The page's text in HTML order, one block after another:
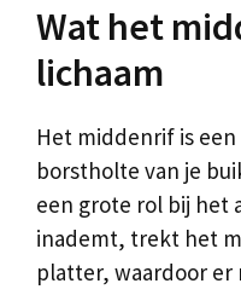
Wat het
lichaam
Het middenrif is
borstholte van je
een grote rol bij het
inademt, trekt het
platter, waardoor